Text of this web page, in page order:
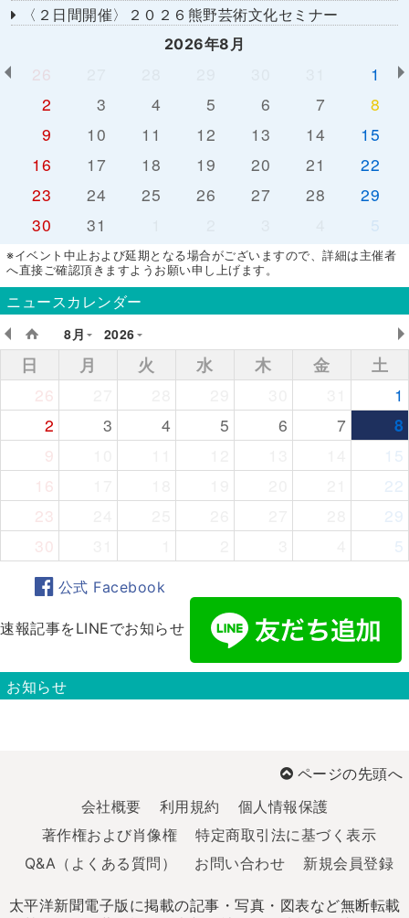
〈２日間開催〉２０２６熊野芸術文化セミナー
2026年8月
26
1
2
3 4 5 6 7
8
9
10 11 12 13 14
15
16
17 18 19 20 21
22
23
24 25 26 27 28
29
30
31 5
※イベント中止および延期となる場合がございますので、詳細は主催者
へ直接ご確認頂きますようお願い申し上げます。
ニュースカレンダー
8月
2026
日 月 火 水 木 金
土
26
1
2
3 4 5 6 7
8
9
15
16
22
23
29
30
5
公式 Facebook
速報記事をLINEでお知らせ
お知らせ
ページの先頭へ
会社概要
利用規約
個人情報保護
著作権および肖像権
特定商取引法に基づく表示
Q&A（よくある質問）
お問い合わせ 新規会員登録
太平洋新聞電子版に掲載の記事・写真・図表など無断転載